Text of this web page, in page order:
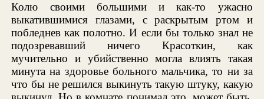
Колю своими большими и как-то ужасно
выкатившимися глазами, с раскрытым ртом и
побледнев как полотно. И если бы только знал не
подозревавший ничего Красоткин, как
мучительно и убийственно могла влиять такая
минута на здоровье больного мальчика, то ни за
что бы не решился выкинуть такую штуку, какую